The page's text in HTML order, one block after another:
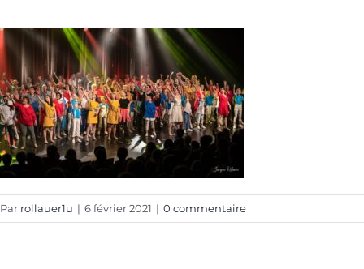
Par rollauer1u | 6 février 2021 | 0 commentaire